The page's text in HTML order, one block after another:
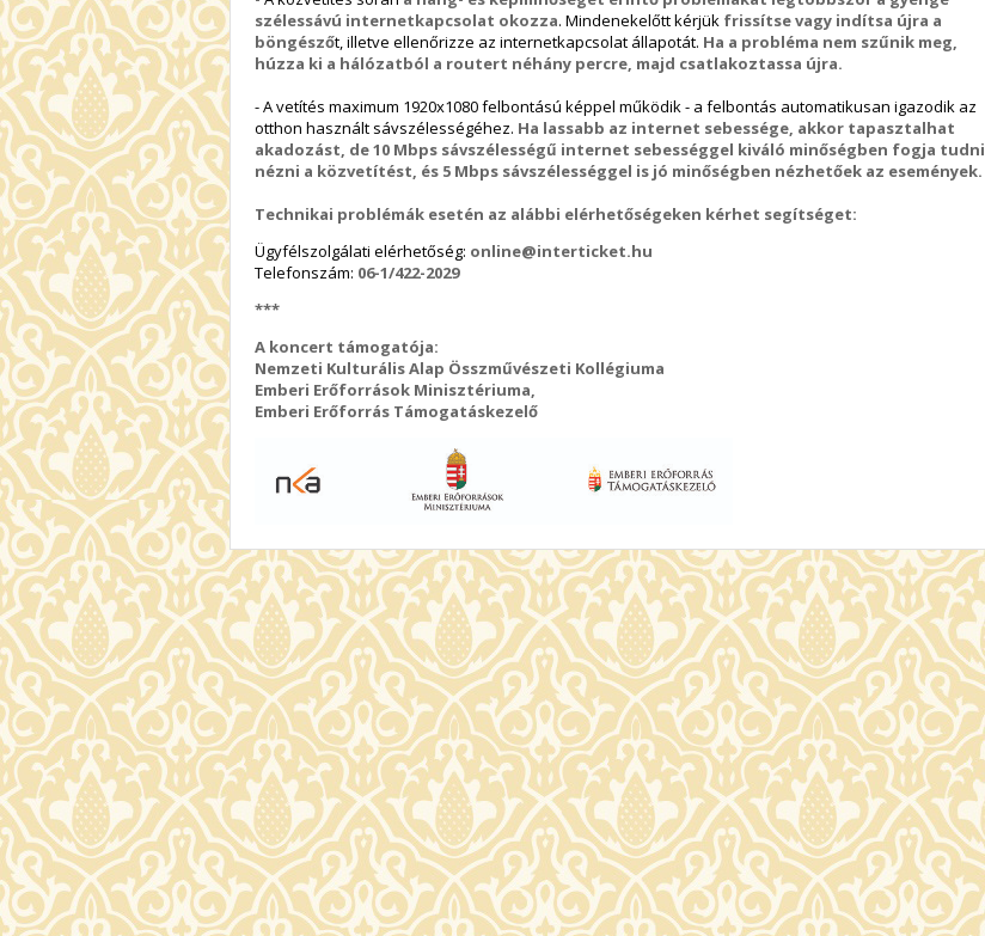
szélessávú internetkapcsolat okozza. Mindenekelőtt kérjük frissítse vagy indítsa újra a
böngészőt, illetve ellenőrizze az internetkapcsolat állapotát. Ha a probléma nem szűnik meg,
húzza ki a hálózatból a routert néhány percre, majd csatlakoztassa újra.
- A vetítés maximum 1920x1080 felbontású képpel működik - a felbontás automatikusan igazodik az
otthon használt sávszélességéhez. Ha lassabb az internet sebessége, akkor tapasztalhat
akadozást, de 10 Mbps sávszélességű internet sebességgel kiváló minőségben fogja tudni
nézni a közvetítést, és 5 Mbps sávszélességgel is jó minőségben nézhetőek az események.
Technikai problémák esetén az alábbi elérhetőségeken kérhet segítséget:
Ügyfélszolgálati elérhetőség: online@interticket.hu
Telefonszám: 06-1/422-2029
***
A koncert támogatója:
Nemzeti Kulturális Alap Összművészeti Kollégiuma
Emberi Erőforrások Minisztériuma,
Emberi Erőforrás Támogatáskezelő